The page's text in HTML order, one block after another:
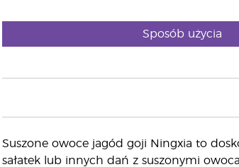
Sposób użycia
Suszone owoce jagód goji Ningxia to
sałatek lub innych dań z suszonymi